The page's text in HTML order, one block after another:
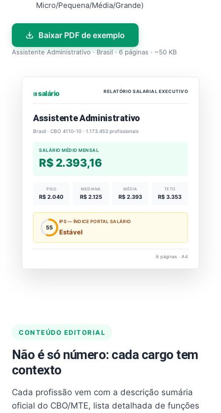
Micro/Pequena/Média/Grande)
Baixar PDF de exemplo
Assistente Administrativo · Brasil · 6 páginas · ~50 KB
⏐⏐⏐ salário RELATÓRIO SALARIAL EXECUTIVO
Assistente Administrativo
Brasil · CBO 4110-10 · 1.173.453 profissionais
SALÁRIO MÉDIO MENSAL
R$ 2.393,16
PISO
R$ 2.040
MEDIANA
R$ 2.125
MÉDIA
R$ 2.393
TETO
R$ 3.353
55
IPS — ÍNDICE PORTAL SALÁRIO
Estável
6 páginas · A4
CONTEÚDO EDITORIAL
Não é só número: cada cargo tem
contexto
Cada profissão vem com a descrição sumária
oficial do CBO/MTE, lista detalhada de funções